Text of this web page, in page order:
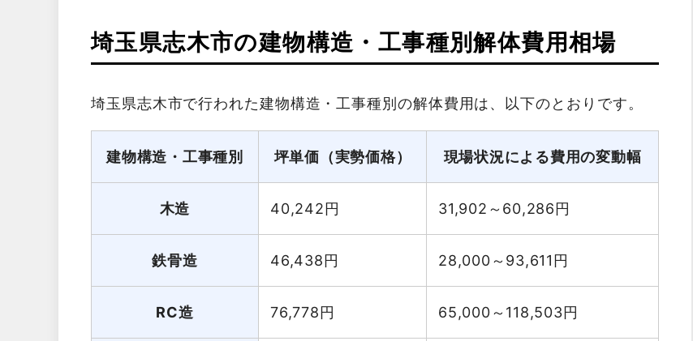
埼玉県志木市の建物構造・工事種別解体費用相場
埼玉県志木市で行われた建物構造・工事種別の解体費用は、以下のとおりです。
建物構造・工事種別 坪単価（実勢価格） 現場状況による費用の変動幅
木造 40,242円 31,902～60,286円
鉄骨造 46,438円 28,000～93,611 円
RC造 76,778円 65,000～118,503円